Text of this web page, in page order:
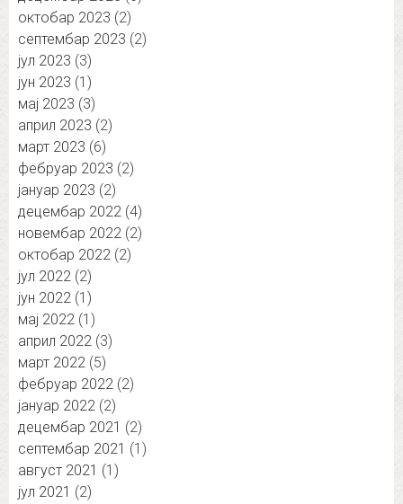
октобар 2023 (2)
септембар 2023 (2)
јул 2023 (3)
јун 2023 (1)
мај 2023 (3)
април 2023 (2)
март 2023 (6)
фебруар 2023 (2)
јануар 2023 (2)
децембар 2022 (4)
новембар 2022 (2)
октобар 2022 (2)
јул 2022 (2)
јун 2022 (1)
мај 2022 (1)
април 2022 (3)
март 2022 (5)
фебруар 2022 (2)
јануар 2022 (2)
децембар 2021 (2)
септембар 2021 (1)
август 2021 (1)
јул 2021 (2)